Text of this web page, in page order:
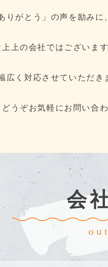
りがとう」の声を励み
上の会社ではございま
く対応させていただ
どうぞお気軽にお問い合
会